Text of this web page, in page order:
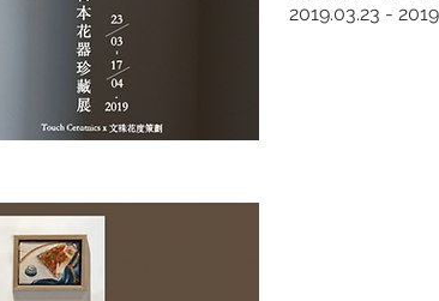
2019.03.23 -